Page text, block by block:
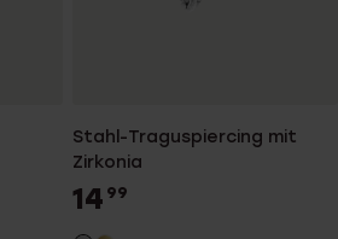
Stahl-Traguspiercing mit
Zirkonia
14 99